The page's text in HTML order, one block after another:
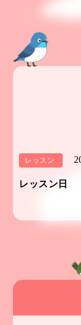
レッスン
レッスン日